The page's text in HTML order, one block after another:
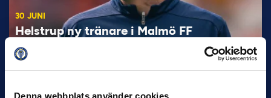
Denna webbplats använder cookies
30 JUNI
Helstrup ny tränare i Malmö FF
Inleder mot…